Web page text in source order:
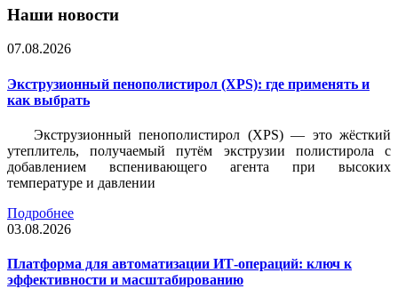
Наши новости
07.08.2026
Экструзионный пенополистирол (XPS): где применять и
как выбрать
Экструзионный пенополистирол (XPS) — это жёсткий
утеплитель, получаемый путём экструзии полистирола с
добавлением вспенивающего агента при высоких
температуре и давлении
Подробнее
03.08.2026
Платформа для автоматизации ИТ-операций: ключ к
эффективности и масштабированию